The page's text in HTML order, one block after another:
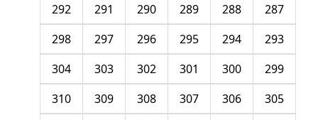
287
288
289
290
291
292
293
294
295
296
297
298
299
300
301
302
303
304
305
306
307
308
309
310